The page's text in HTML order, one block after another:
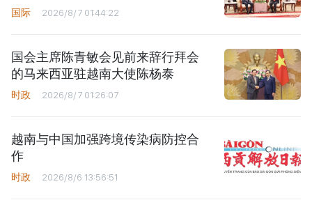
国际 2026/8/7 01:44:22
国会主席陈青敏会见前来辞行拜会
的马来西亚驻越南大使陈杨泰
时政 2026/8/7 01:26:07
越南与中国加强跨境传染病防控合
作
时政 2026/8/6 13:56:51